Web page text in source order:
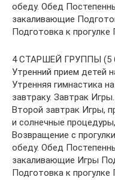
обеду. Обед
закаливающие
Подготовка к прогулке
4 СТАРШЕЙ ГРУППЫ (5 6
Утренний прием детей
Утренняя гимнастика
завтраку. Завтрак
Второй завтрак Игры,
и солнечные
Возвращение с
обеду. Обед
закаливающие Игры
Подготовка к